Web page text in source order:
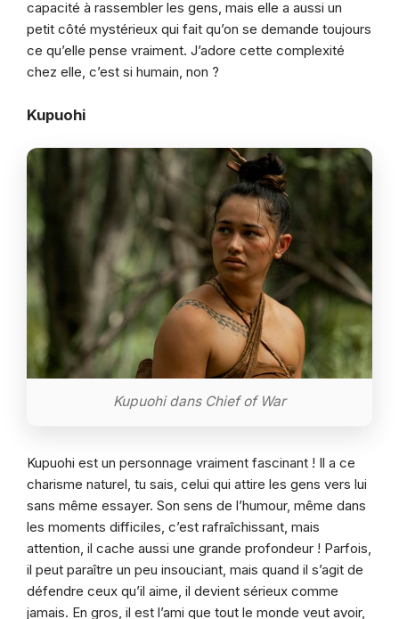
capacité à rassembler les gens, mais elle a aussi un
petit côté mystérieux qui fait qu’on se demande toujours
ce qu’elle pense vraiment. J’adore cette complexité
chez elle, c’est si humain, non ?
Kupuohi
Kupuohi dans Chief of War
Kupuohi est un personnage vraiment fascinant ! Il a ce
charisme naturel, tu sais, celui qui attire les gens vers lui
sans même essayer. Son sens de l’humour, même dans
les moments difficiles, c’est rafraîchissant, mais
attention, il cache aussi une grande profondeur ! Parfois,
il peut paraître un peu insouciant, mais quand il s’agit de
défendre ceux qu’il aime, il devient sérieux comme
jamais. En gros, il est l’ami que tout le monde veut avoir,